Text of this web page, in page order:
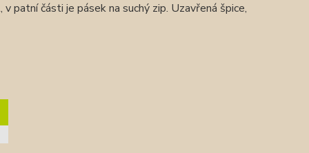
patní části je pásek na suchý zip. Uzavřená špice,